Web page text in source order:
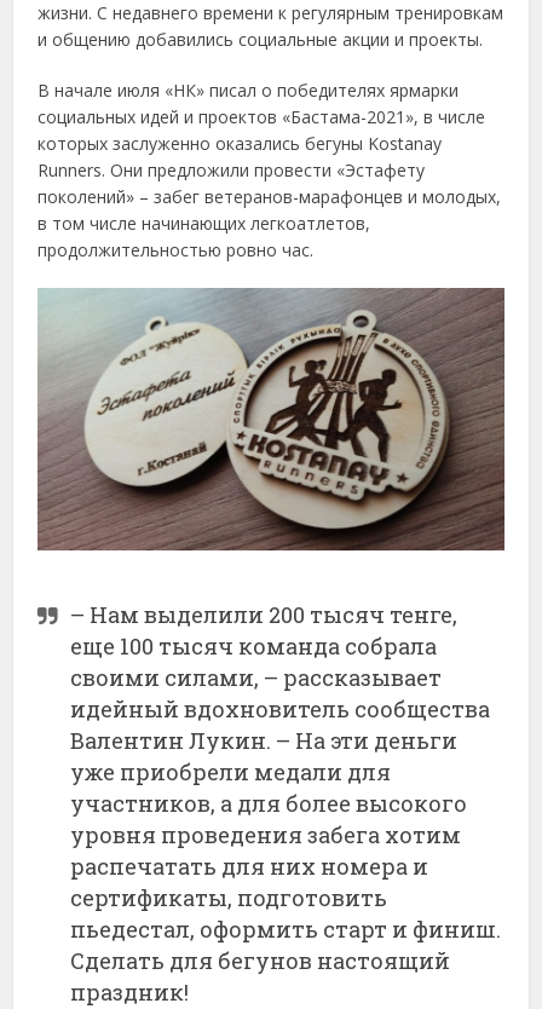
жизни. С недавнего времени к регулярным тренировкам
и общению добавились социальные акции и проекты.
В начале июля «НК» писал о победителях ярмарки
социальных идей и проектов «Бастама-2021», в числе
которых заслуженно оказались бегуны Kostanay
Runners. Они предложили провести «Эстафету
поколений» – забег ветеранов-марафонцев и молодых,
в том числе начинающих легкоатлетов,
продолжительностью ровно час.
– Нам выделили 200 тысяч тенге,
еще 100 тысяч команда собрала
своими силами, – рассказывает
идейный вдохновитель сообщества
Валентин Лукин. – На эти деньги
уже приобрели медали для
участников, а для более высокого
уровня проведения забега хотим
распечатать для них номера и
сертификаты, подготовить
пьедестал, оформить старт и финиш.
Сделать для бегунов настоящий
праздник!